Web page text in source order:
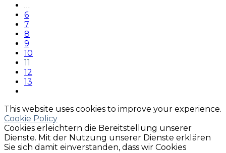
…
6
7
8
9
10
11
12
13
This website uses cookies to improve your experience.
Cookie Policy
Cookies erleichtern die Bereitstellung unserer
Dienste. Mit der Nutzung unserer Dienste erklären
Sie sich damit einverstanden, dass wir Cookies